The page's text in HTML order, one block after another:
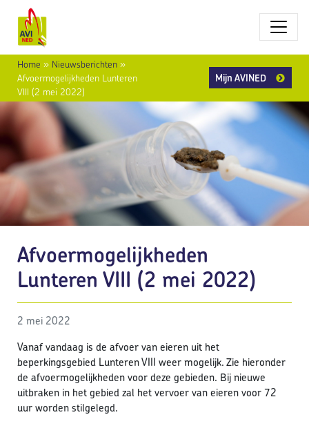
Home » Nieuwsberichten »
Afvoermogelijkheden Lunteren
VIII (2 mei 2022)
Mijn AVINED
Afvoermogelijkheden
Lunteren VIII (2 mei 2022)
2 mei 2022
Vanaf vandaag is de afvoer van eieren uit het
beperkingsgebied Lunteren VIII weer mogelijk. Zie hieronder
de afvoermogelijkheden voor deze gebieden. Bij nieuwe
uitbraken in het gebied zal het vervoer van eieren voor 72
uur worden stilgelegd.